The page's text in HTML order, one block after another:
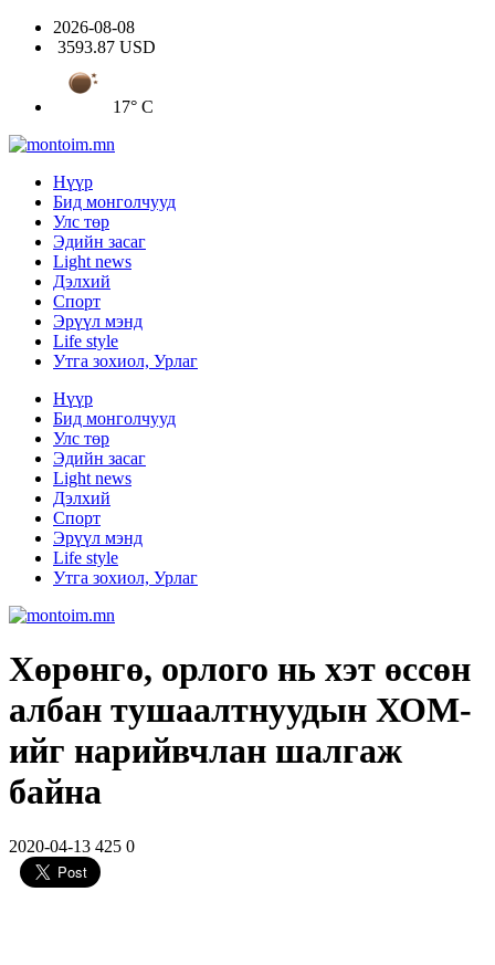
2026-08-08
3593.87 USD
17° C
Нүүр
Бид монголчууд
Улс төр
Эдийн засаг
Light news
Дэлхий
Спорт
Эрүүл мэнд
Life style
Утга зохиол, Урлаг
Нүүр
Бид монголчууд
Улс төр
Эдийн засаг
Light news
Дэлхий
Спорт
Эрүүл мэнд
Life style
Утга зохиол, Урлаг
Хөрөнгө, орлого нь хэт өссөн
албан тушаалтнуудын ХОМ-
ийг нарийвчлан шалгаж
байна
2020-04-13 425 0